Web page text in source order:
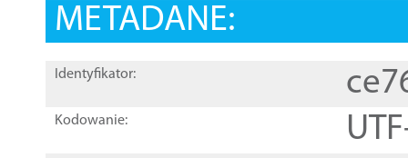
METADANE:
Identyfikator:
Kodowanie: